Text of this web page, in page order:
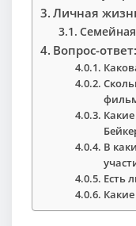
Личная
Вопрос-ответ:
В
Есть